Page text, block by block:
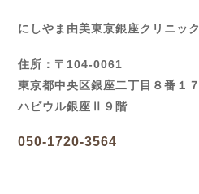
にしやま由美東京銀座クリニック
住所：〒104-0061
東京都中央区銀座二丁目８番１７
ハビウル銀座Ⅱ９階
050-1720-3564